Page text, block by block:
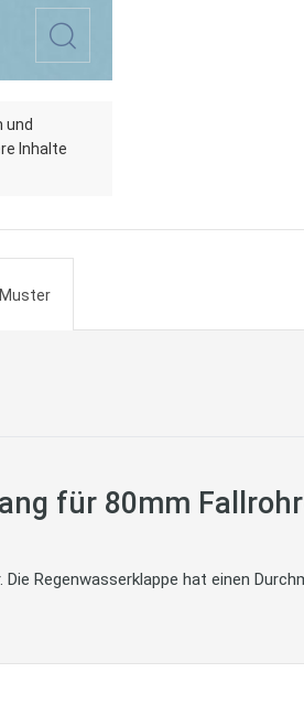
und
Inhalte
für 80mm
Regenwasserklappe hat einen
Muster